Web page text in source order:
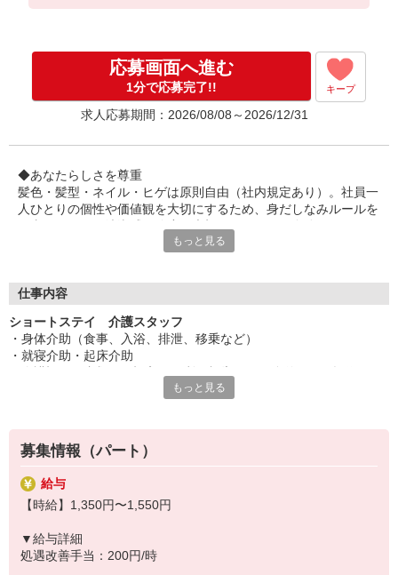
▼下記別途支給
年末年始手当：380円/時
※業績による
※処遇改善手当は試用期間中(3ヶ月)は支給なし
応募画面へ進む
1分で応募完了!! キープ
求人応募期間：2026/08/08～2026/12/31
◆あなたらしさを尊重
髪色・髪型・ネイル・ヒゲは原則自由（社内規定あり）。社員一
人ひとりの個性や価値観を大切にするため、身だしなみルールを
イルで無理なく働ける環境です。
働いた分の給与を給料日前に受け取れる「給与前払い制度」を導
生制度です。※入社翌月の第5営業日より利用可能
もっと見る
仕事内容
ショートステイ 介護スタッフ
・身体介助（食事、入浴、排泄、移乗など）
・就寝介助・起床介助
・食事の準備、お茶とおやつ出し
・送迎業務（基本は１対1送迎となります。）
◆イベント企画も担当
お客様が楽しめるレクリエーションや季節のイベント、ゲームなど
瞬間」をたくさん作れるのが魅力。お客様から「楽しかった」「ま
たやりたい」という声を直接聞けるやりがいのある仕事です。企画
もっと見る
募集情報（パート）
給与
【時給】1,350円〜1,550円
▼給与詳細
処遇改善手当：200円/時